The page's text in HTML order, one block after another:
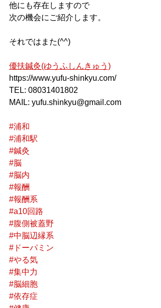
他にも存在しますので
次の機会にご紹介します。
それではまた(^^)
優扶鍼灸(ゆうふしんきゅう)
https://www.yufu-shinkyu.com/
TEL: 08031401802
MAIL: yufu.shinkyu@gmail.com
#浦和
#浦和駅
#鍼灸
#脳
#脳内
#報酬
#報酬系
#a10回路
#腹側被蓋野
#中脳辺縁系
#ドーパミン
#やる気
#集中力
#脳細胞
#依存症